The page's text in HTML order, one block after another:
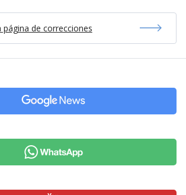
página de correcciones